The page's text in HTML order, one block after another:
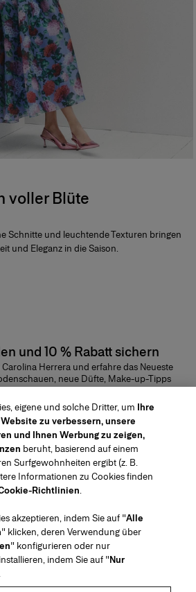
voller Blüte
Schnitte und leuchtende Texturen bringen
und Eleganz in die Saison.
und 10 % Rabatt sichern
Herrera und erfahre das Neueste
neue Düfte, Make-up-Tipps
und vieles mehr.
ABSENDEN
Kontaktiere uns
Stellenangebote
eigene und solche Dritter, um Ihre
zu verbessern, unsere
und Ihnen Werbung zu zeigen,
beruht, basierend auf einem
Surfgewohnheiten ergibt (z. B.
Informationen zu Cookies finden
Richtlinien.
akzeptieren, indem Sie auf "Alle
" klicken, deren Verwendung über
" konfigurieren oder nur
indem Sie auf "Nur